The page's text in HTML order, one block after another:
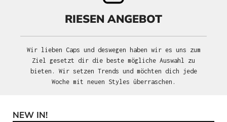
RIESEN ANGEBOT
Wir lieben Caps und deswegen haben wir es uns zum
Ziel gesetzt dir die beste mögliche Auswahl zu
bieten. Wir setzen Trends und möchten dich jede
Woche mit neuen Styles überraschen.
Produktgalerie überspringen
NEW IN!